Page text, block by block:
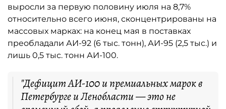
выросли за первую половину июля на 8,7%
относительно всего июня, сконцентрированы на
массовых марках: на конец мая в поставках
преобладали АИ-92 (6 тыс. тонн), АИ-95 (2,5 тыс.) и
лишь 0,5 тыс. тонн АИ-100.
"Дефицит АИ-100 и премиальных марок в
Петербурге и Ленобласти — это не